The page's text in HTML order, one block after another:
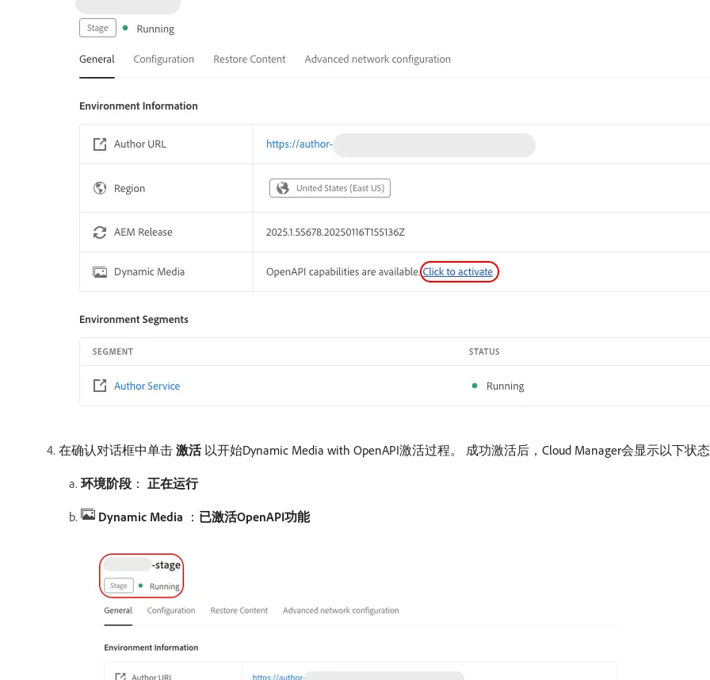
在确认对话框中单击​ 激活以开始Dynamic Media with OpenAPI激活过程。 成功激活后，Cloud Manager会显示以下状态
环境阶段 ： 正在运行
Dynamic Media ​ ： ​已激活OpenAPI功能​